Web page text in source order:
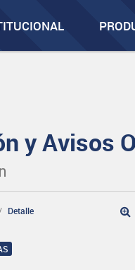
y Avisos
Detalle